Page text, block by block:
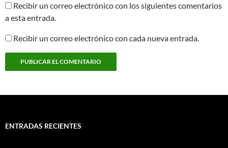
Recibir un correo electrónico con los siguientes comentarios
a esta entrada.
Recibir un correo electrónico con cada nueva entrada.
ENTRADAS RECIENTES